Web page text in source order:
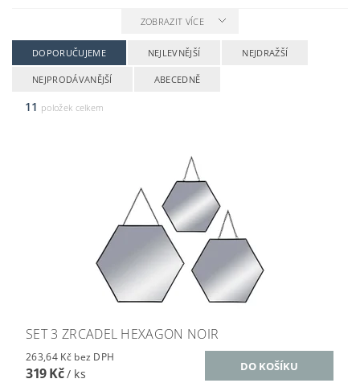
ZOBRAZIT VÍCE
DOPORUČUJEME NEJLEVNĚJŠÍ NEJDRAŽŠÍ
NEJPRODÁVANĚJŠÍ ABECEDNĚ
11 položek celkem
SET 3 ZRCADEL HEXAGON NOIR
263,64 Kč bez DPH
319 Kč/ ks